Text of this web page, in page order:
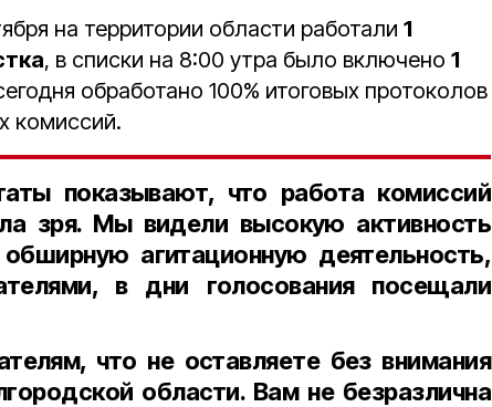
на территории области работали 1
, в списки на 8:00 утра было включено 1
обработано 100% итоговых протоколов
комиссий.
показывают, что работа комиссий
зря. Мы видели высокую активность
агитационную деятельность,
в дни голосования посещали
что не оставляете без внимания
области. Вам не безразлична